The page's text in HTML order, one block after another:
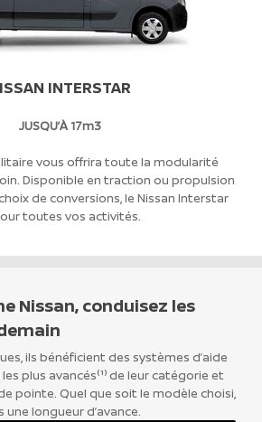
INTERSTAR
JUSQU’À 17m3
vous offrira toute la modularité
Disponible en traction ou propulsion
de conversions, le Nissan Interstar
toutes vos activités.
Nissan, conduisez les
ils bénéficient des systèmes d’aide
plus avancés⁽¹⁾ de leur catégorie et
pointe. Quel que soit le modèle choisi,
longueur d’avance.